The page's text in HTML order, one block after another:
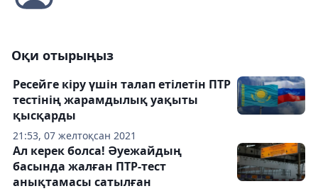
Оқи отырыңыз
21:53, 07 желтоқсан 2021
Ресейге кіру үшін талап етілетін ПТР
тестінің жарамдылық уақыты
қысқарды
Ал керек болса! Әуежайдың
басында жалған ПТР-тест
анықтамасы сатылған